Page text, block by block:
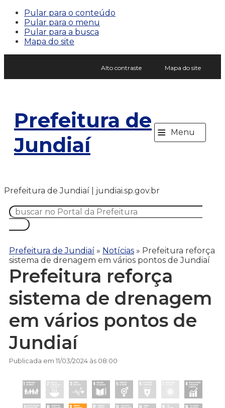
Pular para o conteúdo
Pular para o menu
Pular para a busca
Mapa do site
Alto contraste Mapa do site
Prefeitura de
Jundiaí
≡ Menu
Prefeitura de Jundiaí | jundiai.sp.gov.br
Prefeitura de Jundiaí » Notícias » Prefeitura reforça
sistema de drenagem em vários pontos de Jundiaí
Prefeitura reforça
sistema de drenagem
em vários pontos de
Jundiaí
Publicada em 11/03/2024 às 08:00